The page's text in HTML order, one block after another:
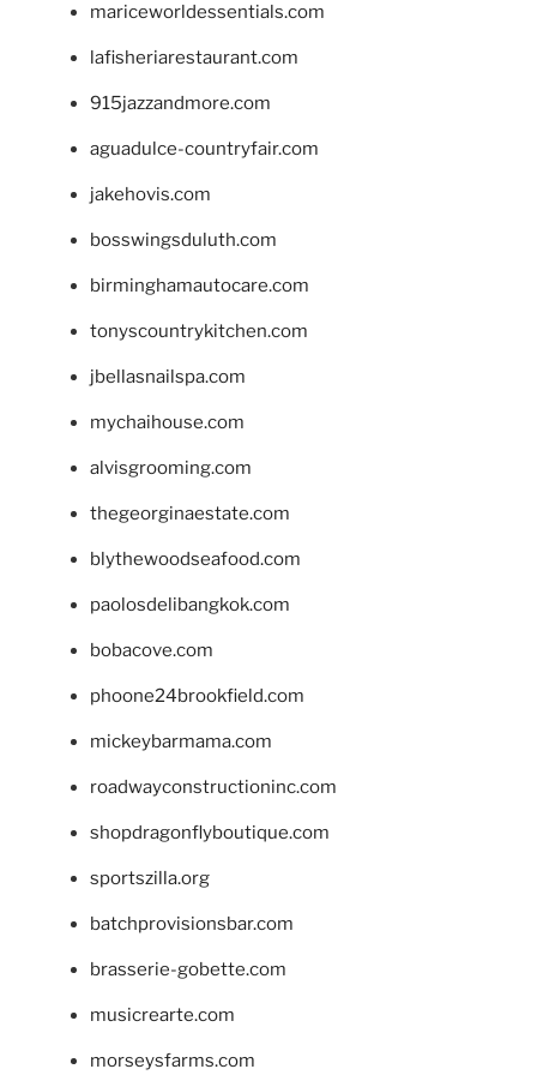
mariceworldessentials.com
lafisheriarestaurant.com
915jazzandmore.com
aguadulce-countryfair.com
jakehovis.com
bosswingsduluth.com
birminghamautocare.com
tonyscountrykitchen.com
jbellasnailspa.com
mychaihouse.com
alvisgrooming.com
thegeorginaestate.com
blythewoodseafood.com
paolosdelibangkok.com
bobacove.com
phoone24brookfield.com
mickeybarmama.com
roadwayconstructioninc.com
shopdragonflyboutique.com
sportszilla.org
batchprovisionsbar.com
brasserie-gobette.com
musicrearte.com
morseysfarms.com